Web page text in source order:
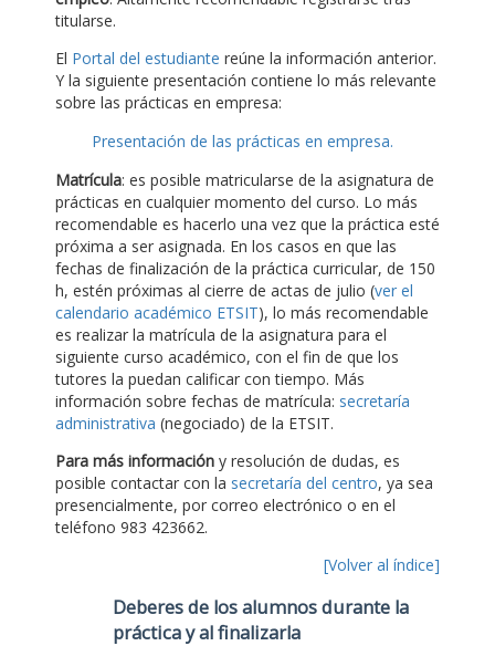
titularse.
El Portal del estudiante reúne la información anterior.
Y la siguiente presentación contiene lo más relevante
sobre las prácticas en empresa:
Presentación de las prácticas en empresa.
Matrícula: es posible matricularse de la asignatura de
prácticas en cualquier momento del curso. Lo más
recomendable es hacerlo una vez que la práctica esté
próxima a ser asignada. En los casos en que las
fechas de finalización de la práctica curricular, de 150
h, estén próximas al cierre de actas de julio (ver el
calendario académico ETSIT), lo más recomendable
es realizar la matrícula de la asignatura para el
siguiente curso académico, con el fin de que los
tutores la puedan calificar con tiempo. Más
información sobre fechas de matrícula: secretaría
administrativa (negociado) de la ETSIT.
Para más información y resolución de dudas, es
posible contactar con la secretaría del centro, ya sea
presencialmente, por correo electrónico o en el
teléfono 983 423662.
[Volver al índice]
Deberes de los alumnos durante la
práctica y al finalizarla